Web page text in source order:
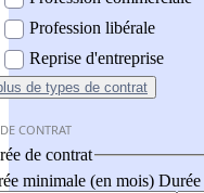
Profession libérale
Reprise d'entreprise
de types de contrat
CONTRAT
de contrat
minimale (en mois)